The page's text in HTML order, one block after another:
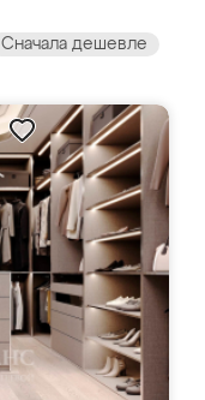
Сначала дешевле